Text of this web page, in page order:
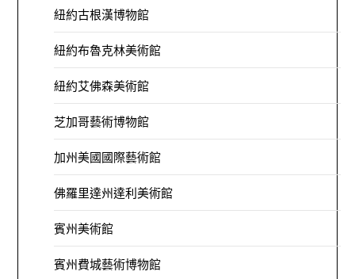
紐約古根漢博物館
紐約布魯克林美術館
紐約艾佛森美術館
芝加哥藝術博物館
加州美國國際藝術館
佛羅里達州達利美術館
賓州美術館
賓州費城藝術博物館